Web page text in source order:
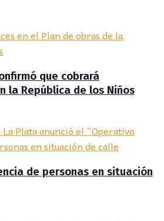
que cobrará
la República de los Niños
de personas en situación